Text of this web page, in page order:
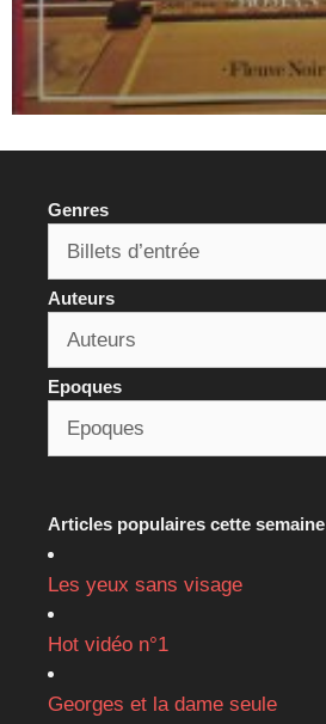
Genres
Auteurs
Epoques
Articles populaires cette semaine
Les yeux sans visage
Hot vidéo n°1
Georges et la dame seule